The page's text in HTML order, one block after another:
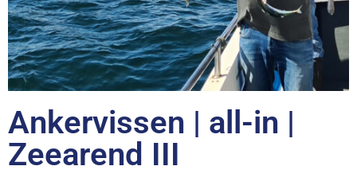
Ankervissen | all-in |
Zeearend III